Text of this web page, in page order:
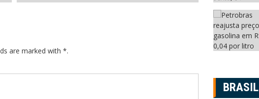
are marked with *.
BRASIL